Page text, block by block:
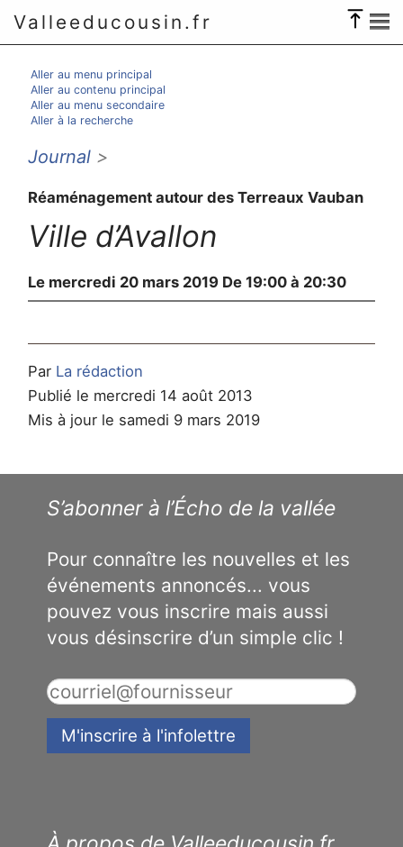
Valleeducousin.fr
Aller au menu principal
Aller au contenu principal
Aller au menu secondaire
Aller à la recherche
Journal >
Réaménagement autour des Terreaux Vauban
Ville d’Avallon
Le mercredi 20 mars 2019 De 19:00 à 20:30
Par La rédaction
Publié le mercredi 14 août 2013
Mis à jour le samedi 9 mars 2019
S’abonner à l’Écho de la vallée
Pour connaître les nouvelles et les
événements annoncés... vous
pouvez vous inscrire mais aussi
vous désinscrire d’un simple clic !